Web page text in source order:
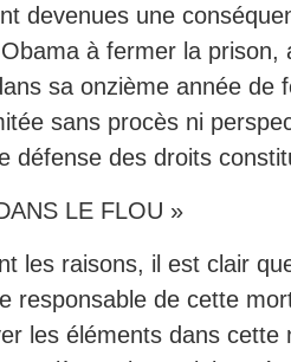
devenues une
à fermer la prison,
sa onzième année de
sans procès ni
défense des droits
LE FLOU »
les raisons, il est clair
responsable de cette
les éléments dans cette